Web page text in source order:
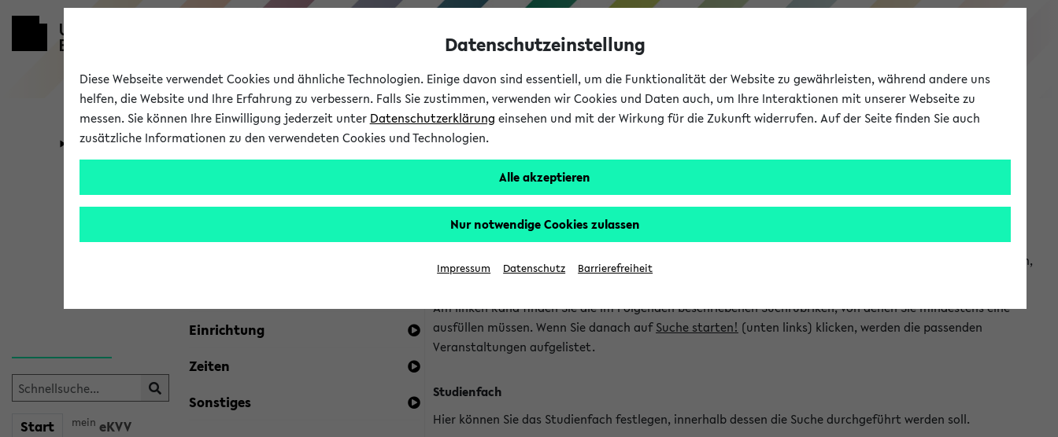
eKVV
Universität Forschung Studium
Start mein eKVV
Kombisuche im eKVV
Ihre Suchkriterien:
Einrichtung
Zeiten
Sonstiges
Hinweise zur Kombisuche
Sie können das eKVV nach diversen Kriterien durchsuchen und so gezielt die Veranstaltungen heraussuchen,
die für Sie interessant sind.
Am linken Rand finden Sie die im Folgenden beschriebenen Suchrubriken, von denen Sie mindestens eine
ausfüllen müssen. Wenn Sie danach aufSuche starten! (unten links) klicken, werden die passenden
Veranstaltungen aufgelistet.
Studienfach
Hier können Sie das Studienfach festlegen, innerhalb dessen die Suche durchgeführt werden soll.
Datenschutzeinstellung
Diese Webseite verwendet Cookies und ähnliche Technologien. Einige davon sind essentiell, um die Funktionalität der Website zu gewährleisten, während andere uns
helfen, die Website und Ihre Erfahrung zu verbessern. Falls Sie zustimmen, verwenden wir Cookies und Daten auch, um Ihre Interaktionen mit unserer Webseite zu
messen. Sie können Ihre Einwilligung jederzeit unter Datenschutzerklärung einsehen und mit der Wirkung für die Zukunft widerrufen. Auf der Seite finden Sie auch
zusätzliche Informationen zu den verwendeten Cookies und Technologien.
Alle akzeptieren
Nur notwendige Cookies zulassen
Impressum Datenschutz Barrierefreiheit